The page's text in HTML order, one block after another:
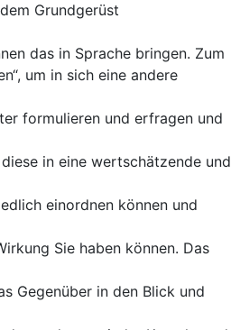
Grundgerüst
das in Sprache bringen. Zum
um in sich eine andere
formulieren und erfragen und
in eine wertschätzende und
einordnen können und
Sie haben können. Das
Gegenüber in den Blick und